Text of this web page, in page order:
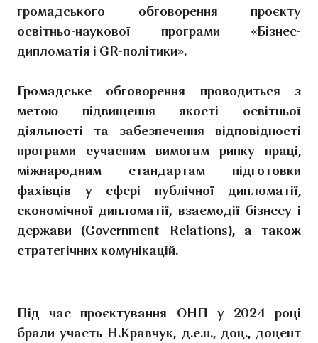
громадського обговорення проєкту
освітньо-наукової програми «Бізнес-
дипломатія і GR-політики».
Громадське обговорення проводиться з
метою підвищення якості освітньої
діяльності та забезпечення відповідності
програми сучасним вимогам ринку праці,
міжнародним стандартам підготовки
фахівців у сфері публічної дипломатії,
економічної дипломатії, взаємодії бізнесу і
держави (Government Relations), а також
стратегічних комунікацій.
Під час проєктування ОНП у 2024 році
брали участь Н.Кравчук, д.е.н., доц., доцент